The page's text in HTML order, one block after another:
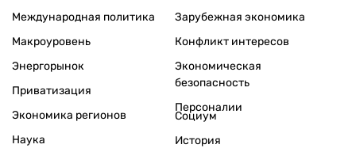
Международная политика
Макроуровень
Энергорынок
Приватизация
Экономика регионов
Зарубежная экономика
Конфликт интересов
Экономическая
безопасность
Персоналии
Наука
Социум
История